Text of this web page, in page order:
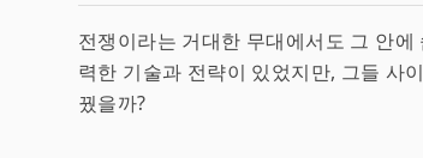
전쟁이라는 거대한 무대에서도 그 안
력한 기술과 전략이 있었지만, 그들 사
꿨을까?